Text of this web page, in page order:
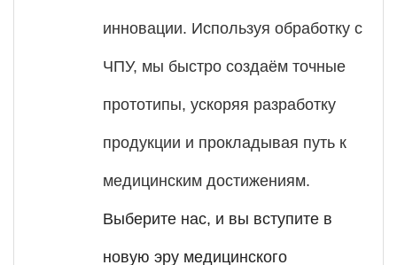
инновации. Используя обработку с
ЧПУ, мы быстро создаём точные
прототипы, ускоряя разработку
продукции и прокладывая путь к
медицинским достижениям.
Выберите нас, и вы вступите в
новую эру медицинского